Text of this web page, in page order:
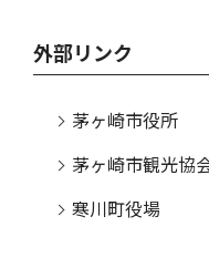
外部リンク
茅ヶ崎市役所
茅ヶ崎市観光協
寒川町役場